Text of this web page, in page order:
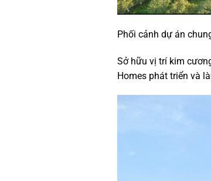
Phối cảnh dự án
Sở hữu vị trí kim
Homes phát triển và